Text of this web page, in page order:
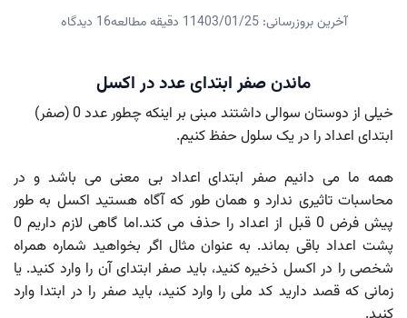
آخرین بروزرسانی: 1403/01/25 1 دقیقه مطالعه 16 دیدگاه
ماندن صفر ابتدای عدد در اکسل
خیلی از دوستان سوالی داشتند مبنی بر اینکه چطور عدد 0 (صفر)
ابتدای اعداد را در یک سلول حفظ کنیم.
همه ما می دانیم صفر ابتدای اعداد بی معنی می باشد و در
محاسبات تاثیری ندارد و همان طور که آگاه هستید اکسل به طور
پیش فرض 0 قبل از اعداد را حذف می کند.اما گاهی لازم داریم 0
پشت اعداد باقی بماند. به عنوان مثال اگر بخواهید شماره همراه
شخصی را در اکسل ذخیره کنید، باید صفر ابتدای آن را وارد کنید. یا
زمانی که قصد دارید کد ملی را وارد کنید، باید صفر را در ابتدا وارد